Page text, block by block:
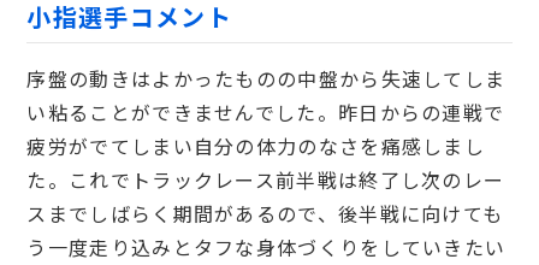
小指選手コメント
序盤の動きはよかったものの中盤から失速してしま
い粘ることができませんでした。昨日からの連戦で
疲労がでてしまい自分の体力のなさを痛感しまし
た。これでトラックレース前半戦は終了し次のレー
スまでしばらく期間があるので、後半戦に向けても
う一度走り込みとタフな身体づくりをしていきたい